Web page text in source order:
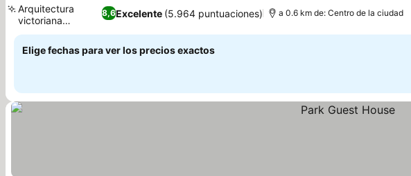
8,6Excelente (5.964 puntuaciones)
Arquitectura
victoriana
histórica
a 0.6 km de: Centro de la ciudad
Elige fechas para ver los precios exactos